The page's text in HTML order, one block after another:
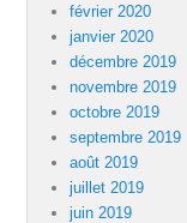
février 2020
janvier 2020
décembre 2019
novembre 2019
octobre 2019
septembre 2019
août 2019
juillet 2019
juin 2019